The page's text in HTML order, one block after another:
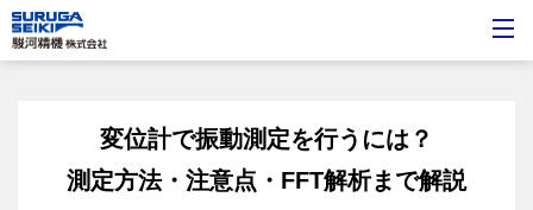
変位計で振動測定を行うには？
測定方法・注意点・FFT解析まで解説